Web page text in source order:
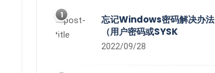
1
忘记Windows密码解决办法
（用户密码或SYSK
2022/09/28